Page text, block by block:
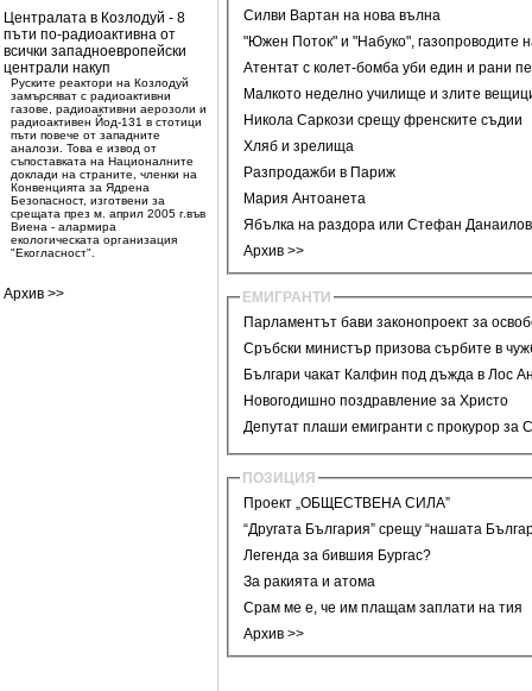
Централата в Козлодуй - 8
пъти по-радиоактивна от
всички западноевропейски
централи накуп
Руските реактори на Козлодуй
замърсяват с радиоактивни
газове, радиоактивни аерозоли и
радиоактивен Йод-131 в стотици
пъти повече от западните
аналози. Това е извод от
съпоставката на Националните
доклади на страните, членки на
Конвенцията за Ядрена
Безопасност, изготвени за
срещата през м. април 2005 г.във
Виена - алармира
екологическата организация
"Екогласност".
Архив >>
Силви Вартан на нова вълна
"Южен Поток" и "Набуко", газопроводите
Атентат с колет-бомба уби един и рани
Малкото неделно училище и злите
Никола Саркози срещу френските съдии
Хляб и зрелища
Разпродажби в Париж
Мария Антоанета
Ябълка на раздора или Стефан
Архив >>
ЕМИГРАНТИ
Парламентът бави законопроект за
Сръбски министър призова сърбите в
Българи чакат Калфин под дъжда в Лос
Новогодишно поздравление за Христо
Депутат плаши емигранти с прокурор за
ПОЗИЦИЯ
Проект „ОБЩЕСТВЕНА СИЛА”
“Другата България” срещу “нашата
Легенда за бившия Бургас?
За ракията и атома
Срам ме е, че им плащам заплати на тия
Архив >>